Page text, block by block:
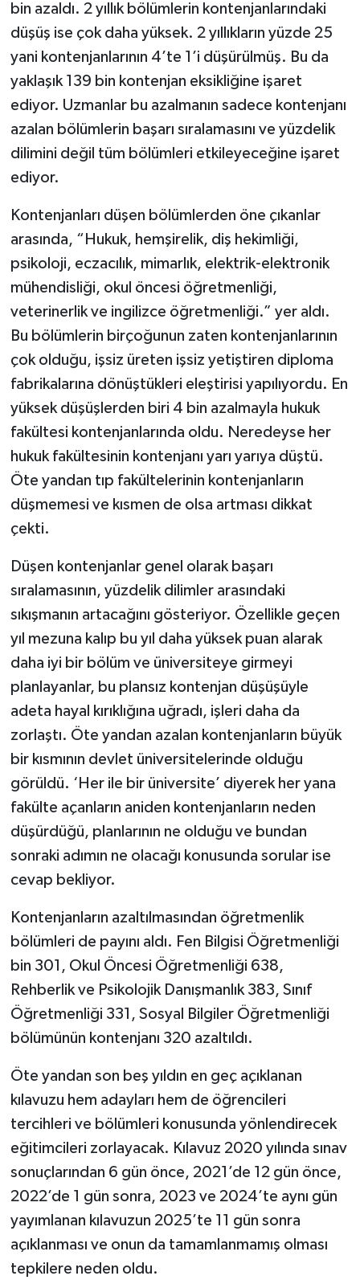
bin azaldı. 2 yıllık bölümlerin kontenjanlarındaki
düşüş ise çok daha yüksek. 2 yıllıkların yüzde 25
yani kontenjanlarının 4’te 1’i düşürülmüş. Bu da
yaklaşık 139 bin kontenjan eksikliğine işaret
ediyor. Uzmanlar bu azalmanın sadece kontenjanı
azalan bölümlerin başarı sıralamasını ve yüzdelik
dilimini değil tüm bölümleri etkileyeceğine işaret
ediyor.
Kontenjanları düşen bölümlerden öne çıkanlar
arasında, “Hukuk, hemşirelik, diş hekimliği,
psikoloji, eczacılık, mimarlık, elektrik-elektronik
mühendisliği, okul öncesi öğretmenliği,
veterinerlik ve ingilizce öğretmenliği.” yer aldı.
Bu bölümlerin birçoğunun zaten kontenjanlarının
çok olduğu, işsiz üreten işsiz yetiştiren diploma
fabrikalarına dönüştükleri eleştirisi yapılıyordu. En
yüksek düşüşlerden biri 4 bin azalmayla hukuk
fakültesi kontenjanlarında oldu. Neredeyse her
hukuk fakültesinin kontenjanı yarı yarıya düştü.
Öte yandan tıp fakültelerinin kontenjanların
düşmemesi ve kısmen de olsa artması dikkat
çekti.
Düşen kontenjanlar genel olarak başarı
sıralamasının, yüzdelik dilimler arasındaki
sıkışmanın artacağını gösteriyor. Özellikle geçen
yıl mezuna kalıp bu yıl daha yüksek puan alarak
daha iyi bir bölüm ve üniversiteye girmeyi
planlayanlar, bu plansız kontenjan düşüşüyle
adeta hayal kırıklığına uğradı, işleri daha da
zorlaştı. Öte yandan azalan kontenjanların büyük
bir kısmının devlet üniversitelerinde olduğu
görüldü. ‘Her ile bir üniversite’ diyerek her yana
fakülte açanların aniden kontenjanların neden
düşürdüğü, planlarının ne olduğu ve bundan
sonraki adımın ne olacağı konusunda sorular ise
cevap bekliyor.
Kontenjanların azaltılmasından öğretmenlik
bölümleri de payını aldı. Fen Bilgisi Öğretmenliği
bin 301, Okul Öncesi Öğretmenliği 638,
Rehberlik ve Psikolojik Danışmanlık 383, Sınıf
Öğretmenliği 331, Sosyal Bilgiler Öğretmenliği
bölümünün kontenjanı 320 azaltıldı.
Öte yandan son beş yıldın en geç açıklanan
kılavuzu hem adayları hem de öğrencileri
tercihleri ve bölümleri konusunda yönlendirecek
eğitimcileri zorlayacak. Kılavuz 2020 yılında sınav
sonuçlarından 6 gün önce, 2021’de 12 gün önce,
2022’de 1 gün sonra, 2023 ve 2024’te aynı gün
yayımlanan kılavuzun 2025’te 11 gün sonra
açıklanması ve onun da tamamlanmamış olması
tepkilere neden oldu.